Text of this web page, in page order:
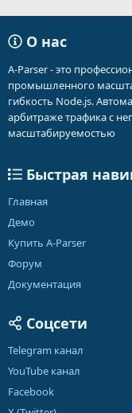
О нас
A-Parser - это
промышленного
гибкость Node.js.
арбитраже трафика с
масштабируемостью
Быстрая
Главная
Демо
Купить A-Parser
Форум
Документация
Соцсети
Telegram канал
YouTube канал
Facebook